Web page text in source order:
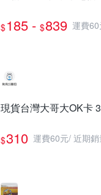
$185 - $839 運費60
現貨台灣大哥大OK卡
$310 運費60元/ 近期